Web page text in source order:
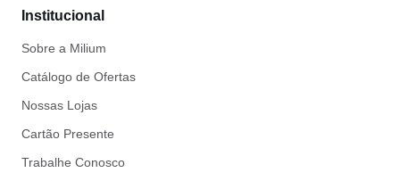
Institucional
Sobre a Milium
Catálogo de Ofertas
Nossas Lojas
Cartão Presente
Trabalhe Conosco